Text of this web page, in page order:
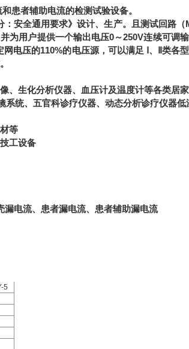
患者辅助电流的检测试验设备。
安全通用要求》设计、生产。且测试回路
为用户提供一个输出电压0～250V连续可调
电压的110%的电压源，可以满足 Ⅰ、Ⅱ类各
、生化分析仪器、血压计及温度计等各类居
统、五官科诊疗仪器、动态分析诊疗仪器
等
工设备
电流、患者漏电流、患者辅助漏电流
5